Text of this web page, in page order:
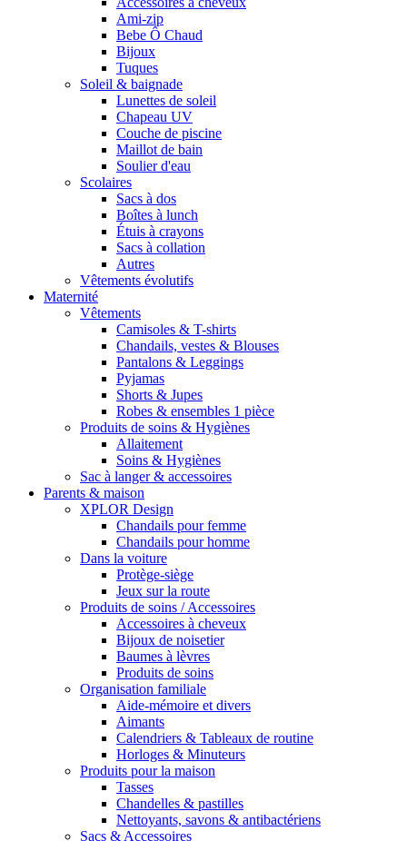
Ami-zip
Bebe Ô Chaud
Bijoux
Tuques
Soleil & baignade
Lunettes de soleil
Chapeau UV
Couche de piscine
Maillot de bain
Soulier d'eau
Scolaires
Sacs à dos
Boîtes à lunch
Étuis à crayons
Sacs à collation
Autres
Vêtements évolutifs
Maternité
Vêtements
Camisoles & T-shirts
Chandails, vestes & Blouses
Pantalons & Leggings
Pyjamas
Shorts & Jupes
Robes & ensembles 1 pièce
Produits de soins & Hygiènes
Allaitement
Soins & Hygiènes
Sac à langer & accessoires
Parents & maison
XPLOR Design
Chandails pour femme
Chandails pour homme
Dans la voiture
Protège-siège
Jeux sur la route
Produits de soins / Accessoires
Accessoires à cheveux
Bijoux de noisetier
Baumes à lèvres
Produits de soins
Organisation familiale
Aide-mémoire et divers
Aimants
Calendriers & Tableaux de routine
Horloges & Minuteurs
Produits pour la maison
Tasses
Chandelles & pastilles
Nettoyants, savons & antibactériens
Sacs & Accessoires